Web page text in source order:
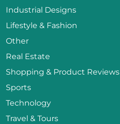
Industrial Designs
Lifestyle & Fashion
Other
Real Estate
Shopping & Product Reviews
Sports
Technology
Travel & Tours